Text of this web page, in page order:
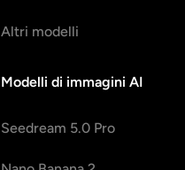
Altri modelli
Modelli di immagini AI
Seedream 5.0 Pro